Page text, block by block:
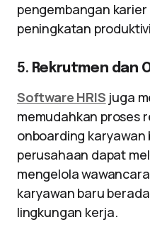
pengembangan
peningkatan
5. Rekrutmen dan
Software HRIS juga
memudahkan proses
onboarding karyawan
perusahaan dapat
mengelola
karyawan baru
lingkungan kerja.